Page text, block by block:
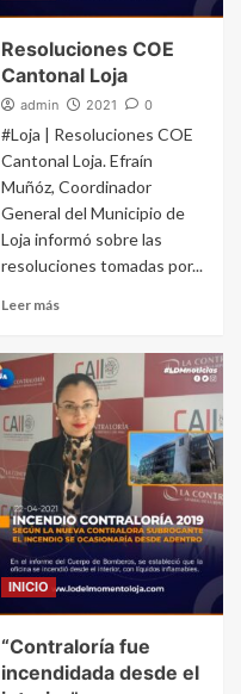
Resoluciones COE
Cantonal Loja
admin 2021 0
#Loja | Resoluciones COE
Cantonal Loja. Efraín
Muñóz, Coordinador
General del Municipio de
Loja informó sobre las
resoluciones tomadas por...
Leer más
INICIO
“Contraloría fue
incendidada desde el